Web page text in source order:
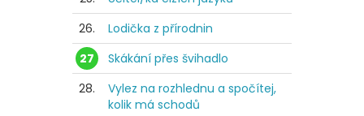
26.
Lodička z přírodnin
27
Skákání přes švihadlo
28.
Vylez na rozhlednu a spočítej,
kolik má schodů